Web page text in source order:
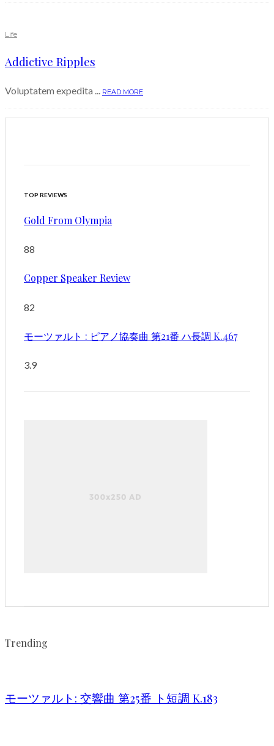
Life
Addictive Ripples
Voluptatem expedita ... READ MORE
TOP REVIEWS
Gold From Olympia
88
Copper Speaker Review
82
モーツァルト : ピアノ協奏曲 第21番 ハ長調 K.467
3.9
Trending
モーツァルト: 交響曲 第25番 ト短調 K.183